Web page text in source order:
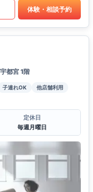
体験・相談予約
都宮 1階
子連れOK
他店舗利用
定休日
毎週月曜日